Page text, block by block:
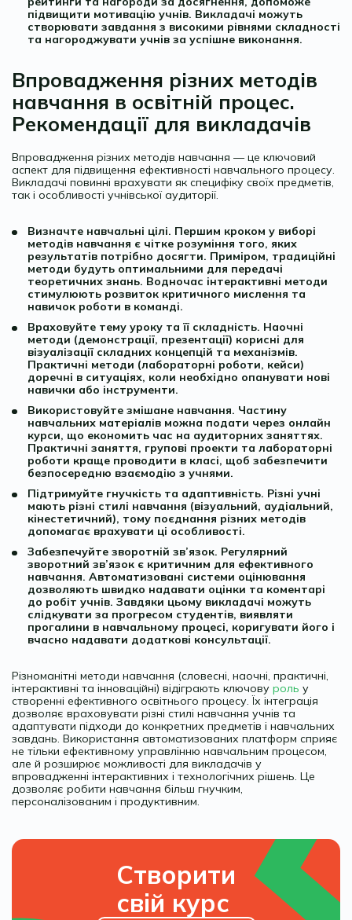
підвищити мотивацію учнів. Викладачі можуть
створювати завдання з високими рівнями складності
та нагороджувати учнів за успішне виконання.
Впровадження різних методів
навчання в освітній процес.
Рекомендації для викладачів
Впровадження різних методів навчання — це ключовий
аспект для підвищення ефективності навчального процесу.
Викладачі повинні врахувати як специфіку своїх предметів,
так і особливості учнівської аудиторії.
Визначте навчальні цілі. Першим кроком у виборі
методів навчання є чітке розуміння того, яких
результатів потрібно досягти. Приміром, традиційні
методи будуть оптимальними для передачі
теоретичних знань. Водночас інтерактивні методи
стимулюють розвиток критичного мислення та
навичок роботи в команді.
Враховуйте тему уроку та її складність. Наочні
методи (демонстрації, презентації) корисні для
візуалізації складних концепцій та механізмів.
Практичні методи (лабораторні роботи, кейси)
доречні в ситуаціях, коли необхідно опанувати нові
навички або інструменти.
Використовуйте змішане навчання. Частину
навчальних матеріалів можна подати через онлайн
курси, що економить час на аудиторних заняттях.
Практичні заняття, групові проекти та лабораторні
роботи краще проводити в класі, щоб забезпечити
безпосередню взаємодію з учнями.
Підтримуйте гнучкість та адаптивність. Різні учні
мають різні стилі навчання (візуальний, аудіальний,
кінестетичний), тому поєднання різних методів
допомагає врахувати ці особливості.
Забезпечуйте зворотній зв’язок. Регулярний
зворотний зв’язок є критичним для ефективного
навчання. Автоматизовані системи оцінювання
дозволяють швидко надавати оцінки та коментарі
до робіт учнів. Завдяки цьому викладачі можуть
слідкувати за прогресом студентів, виявляти
прогалини в навчальному процесі, коригувати його і
вчасно надавати додаткові консультації.
Різноманітні методи навчання (словесні, наочні, практичні,
інтерактивні та інноваційні) відіграють ключову роль у
створенні ефективного освітнього процесу. Їх інтеграція
дозволяє враховувати різні стилі навчання учнів та
адаптувати підходи до конкретних предметів і навчальних
завдань. Використання автоматизованих платформ сприяє
не тільки ефективному управлінню навчальним процесом,
але й розширює можливості для викладачів у
впровадженні інтерактивних і технологічних рішень. Це
дозволяє робити навчання більш гнучким,
персоналізованим і продуктивним.
Створити
свій курс